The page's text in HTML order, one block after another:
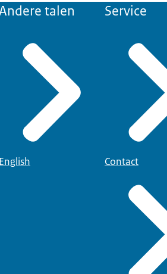
talen
English
Service
Contact